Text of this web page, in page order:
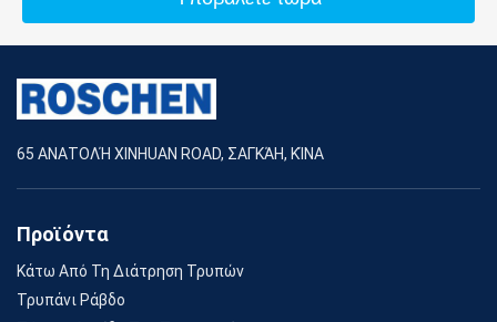
65 ΑΝΑΤΟΛΉ XINHUAN ROAD, ΣΑΓΚΆΗ, ΚΊΝΑ
Προϊόντα
Κάτω Από Τη Διάτρηση Τρυπών
Τρυπάνι Ράβδο